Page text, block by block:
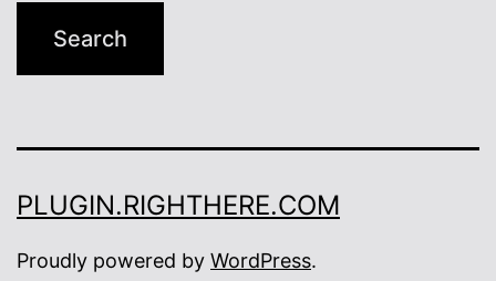
PLUGIN.RIGHTHERE.COM
Proudly powered by WordPress.